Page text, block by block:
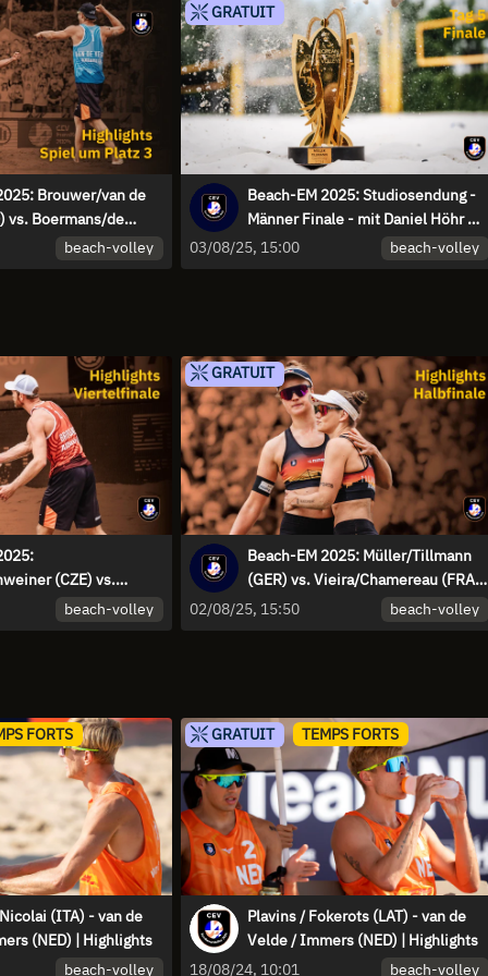
Brouwer/van de
vs. Boermans/de
| Highlightsbeach-volley
GRATUIT
Beach-EM 2025: Studiosendung -
Männer Finale - mit Daniel Höhr &
Julius Brink
03/08/25, 15:00 beach-volley
(CZE) vs.
de Velde (NED) -
beach-volley
GRATUIT
Beach-EM 2025: Müller/Tillmann
(GER) vs. Vieira/Chamereau (FRA)
- Highlights
02/08/25, 15:50 beach-volley
FORTS
(ITA) - van de
(NED) | Highlights
beach-volley
GRATUIT TEMPS FORTS
Plavins / Fokerots (LAT) - van de
Velde / Immers (NED) | Highlights
18/08/24, 10:01
beach-volley